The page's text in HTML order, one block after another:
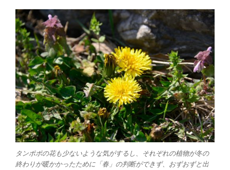
タンポポの花も少ないような気がするし、それぞれの植物が冬の
終わりが暖かかったために「春」の判断ができず、おずおずと出